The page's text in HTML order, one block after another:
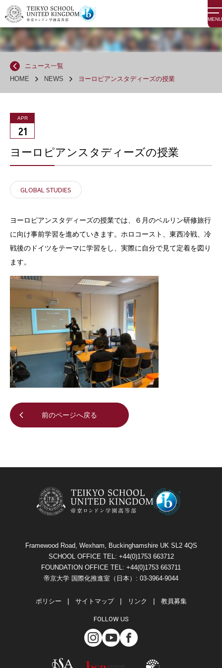
MENU
ニュース一覧
HOME
NEWS ヨーロピアンスタディーズの授業
APR
21
ヨーロピアンスタディーズの授業
GLOBAL STUDIES
ヨーロピアンスタディーズの授業では、６月のベルリン研修旅行
に向け事前学習を進めていきます。ホロコースト、東西冷戦、冷
戦後のドイツをテーマに学習をし、実際に自分で見て定着を図り
ます。
前のページへ戻る
Framewood Road, Wexham, Buckinghamshire UK SL2 4QS
SCHOOL OFFICE TEL: +44(0)1753 663712
FOUNDATION OFFICE TEL: +44(0)1753 663711
帝京大学 国際化推進室（日本）: 03-3964-9044
ポリシー サイトマップ リンク 教員募集
FOLLOW US